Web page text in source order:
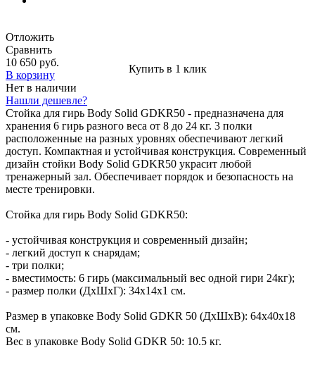
Отложить
Сравнить
10 650 руб.
В корзину
Купить в 1 клик
Нет в наличии
Нашли дешевле?
Стойка для гирь Body Solid GDKR50 - предназначена для
хранения 6 гирь разного веса от 8 до 24 кг. 3 полки
расположенные на разных уровнях обеспечивают легкий
доступ. Компактная и устойчивая конструкция. Современный
дизайн стойки Body Solid GDKR50 украсит любой
тренажерный зал. Обеспечивает порядок и безопасность на
месте тренировки.
Стойка для гирь Body Solid GDKR50:
- устойчивая конструкция и современный дизайн;
- легкий доступ к снарядам;
- три полки;
- вместимость: 6 гирь (максимальный вес одной гири 24кг);
- размер полки (ДхШхГ): 34х14х1 см.
Размер в упаковке Body Solid GDKR 50 (ДхШхВ): 64х40х18
см.
Вес в упаковке Body Solid GDKR 50: 10.5 кг.